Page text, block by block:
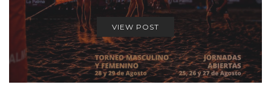
VIEW POST